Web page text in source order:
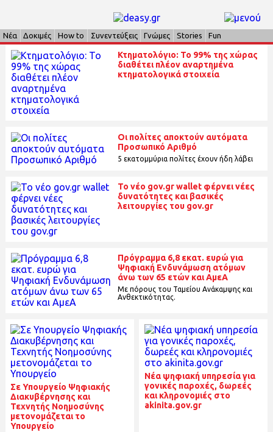
Νέα Δοκιμές How to Συνεντεύξεις Γνώμες Stories Fun
Κτηματολόγιο: Το 99% της χώρας
διαθέτει πλέον αναρτημένα
κτηματολογικά στοιχεία
Οι πολίτες αποκτούν αυτόματα
Προσωπικό Αριθμό
5 εκατομμύρια πολίτες έχουν ήδη λάβει
To νέο gov.gr wallet φέρνει νέες
δυνατότητες και βασικές
λειτουργίες του gov.gr
Πρόγραμμα 6,8 εκατ. ευρώ για
Ψηφιακή Ενδυνάμωση ατόμων
άνω των 65 ετών και ΑμεΑ
Mε πόρους του Ταμείου Ανάκαμψης και
Ανθεκτικότητας.
Σε Υπουργείο Ψηφιακής
Διακυβέρνησης και
Τεχνητής Νοημοσύνης
μετονομάζεται το
Υπουργείο
Νέα ψηφιακή υπηρεσία για
γονικές παροχές, δωρεές
και κληρονομιές στο
akinita.gov.gr